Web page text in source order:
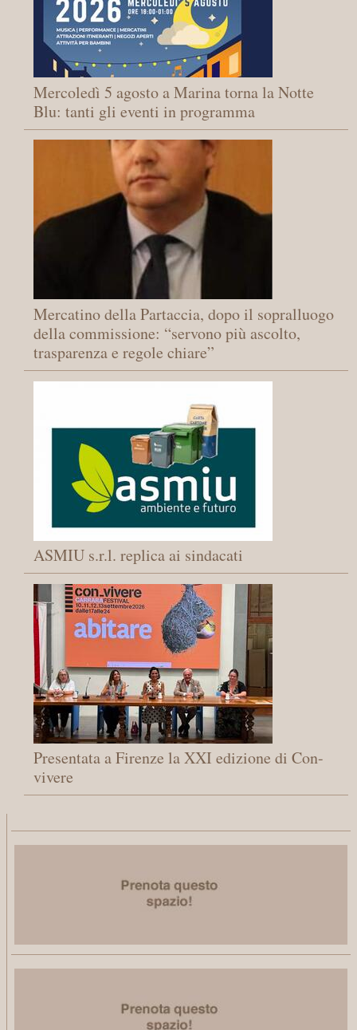
Mercoledì 5 agosto a Marina torna la Notte
Blu: tanti gli eventi in programma
Mercatino della Partaccia, dopo il sopralluogo
della commissione: “servono più ascolto,
trasparenza e regole chiare”
ASMIU s.r.l. replica ai sindacati
Presentata a Firenze la XXI edizione di Con-
vivere